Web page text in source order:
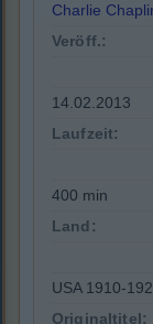
Charlie
Veröff.:
14.02.2013
Laufzeit:
400 min
Land:
USA 1910-
Originaltitel: